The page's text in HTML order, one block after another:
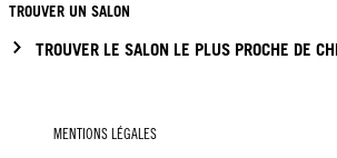
TROUVER UN SALON
TROUVER LE SALON LE PLUS PROCHE DE
MENTIONS LÉGALES